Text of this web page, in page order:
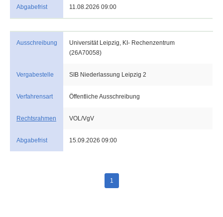
Abgabefrist 11.08.2026 09:00
Ausschreibung
Universität Leipzig, KI- Rechenzentrum
(26A70058)
Vergabestelle SIB Niederlassung Leipzig 2
Verfahrensart Öffentliche Ausschreibung
Rechtsrahmen VOL/VgV
Abgabefrist 15.09.2026 09:00
1